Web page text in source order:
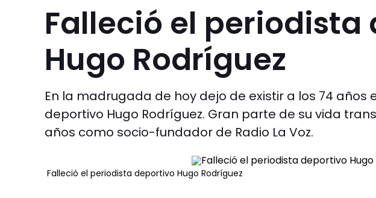
Falleció el
Hugo Rodríguez
En la madrugada de hoy dejo de existir a los 74 años
deportivo Hugo Rodríguez. Gran parte de su vida
años como socio-fundador de Radio La Voz.
Falleció el periodista deportivo Hugo Rodríguez